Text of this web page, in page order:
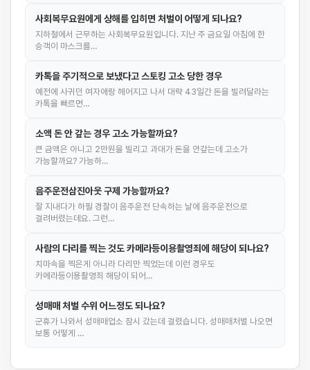
사회복무요원에게 상해를 입히면 처벌이 어떻게 되나요?
지하철에서 근무하는 사회복무요원입니다. 지난 주 금요일 아침에 한
승객이 마스크를…
카톡을 주기적으로 보냈다고 스토킹 고소 당한 경우
예전에 사귀던 여자애랑 헤어지고 나서 대략 43일간 돈을 빌려달라는
카톡을 빠르면…
소액 돈 안 갚는 경우 고소 가능할까요?
큰 금액은 아니고 2만원을 빌리고 과대가 돈을 안갚는데 고소가
가능할까요? 가능하…
음주운전삼진아웃 구제 가능할까요?
잘 지내다가 하필 경찰이 음주운전 단속하는 날에 음주운전으로
걸려버렸는데요. 그런…
사람의 다리를 찍는 것도 카메라등이용촬영죄에 해당이 되나요?
치마속을 찍은게 아니라 다리만 찍었는데 이런 경우도
카메라등이용촬영죄 해당이 되어…
성매매 처벌 수위 어느정도 되나요?
군휴가 나와서 성매매업소 잠시 갔는데 걸렸습니다. 성매매처벌 나오면
보통 어떻게 …